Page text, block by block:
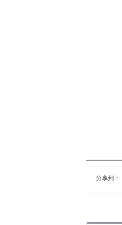
分享到：